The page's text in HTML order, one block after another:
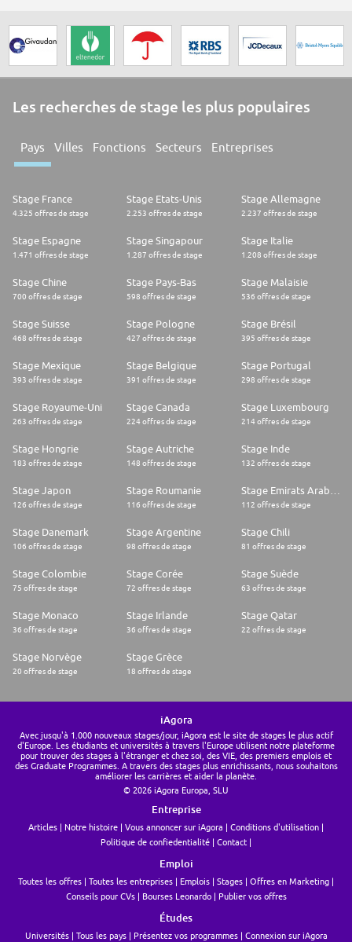
Les recherches de stage les plus populaires
Pays Villes Fonctions Secteurs Entreprises
Stage France
4.325 offres de stage
Stage Etats-Unis
2.253 offres de stage
Stage Allemagne
2.237 offres de stage
Stage Espagne
1.471 offres de stage
Stage Singapour
1.287 offres de stage
Stage Italie
1.208 offres de stage
Stage Chine
700 offres de stage
Stage Pays-Bas
598 offres de stage
Stage Malaisie
536 offres de stage
Stage Suisse
468 offres de stage
Stage Pologne
427 offres de stage
Stage Brésil
395 offres de stage
Stage Mexique
393 offres de stage
Stage Belgique
391 offres de stage
Stage Portugal
298 offres de stage
Stage Royaume-Uni
263 offres de stage
Stage Canada
224 offres de stage
Stage Luxembourg
214 offres de stage
Stage Hongrie
183 offres de stage
Stage Autriche
148 offres de stage
Stage Inde
132 offres de stage
Stage Japon
126 offres de stage
Stage Roumanie
116 offres de stage 112 offres de stage
Stage Danemark
106 offres de stage
Stage Argentine
98 offres de stage
Stage Chili
81 offres de stage
Stage Colombie
75 offres de stage
Stage Corée
72 offres de stage
Stage Suède
63 offres de stage
Stage Monaco
36 offres de stage
Stage Irlande
36 offres de stage
Stage Qatar
22 offres de stage
Stage Norvège
20 offres de stage
Stage Grèce
18 offres de stage
iAgora
Avec jusqu'à 1.000 nouveaux stages/jour, iAgora est le site de stages le plus actif
d'Europe. Les étudiants et universités à travers l'Europe utilisent notre plateforme
pour trouver des stages à l'étranger et chez soi, des VIE, des premiers emplois et
des Graduate Programmes. A travers des stages plus enrichissants, nous souhaitons
améliorer les carrières et aider la planète.
© 2026 iAgora Europa, SLU
Entreprise
Articles Notre histoire Vous annoncer sur iAgora
Conditions d'utilisation
Politique de confiedentialité
Contact
Emploi
Toutes les offres Toutes les entreprises Emplois Stages
Offres en Marketing
Conseils pour CVs
Bourses Leonardo Publier vos offres
Études
Universités Tous les pays Présentez vos programmes Connexion sur iAgora